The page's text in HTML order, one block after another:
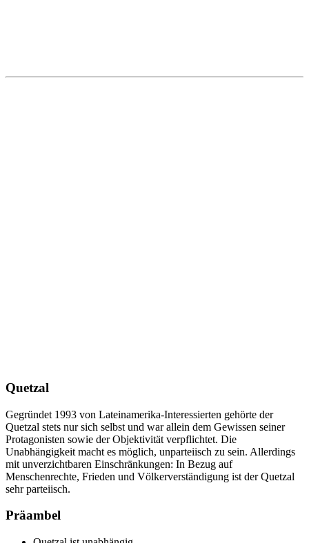
Quetzal
Gegründet 1993 von Lateinamerika-Interessierten gehörte der
Quetzal stets nur sich selbst und war allein dem Gewissen seiner
Protagonisten sowie der Objektivität verpflichtet. Die
Unabhängigkeit macht es möglich, unparteiisch zu sein. Allerdings
mit unverzichtbaren Einschränkungen: In Bezug auf
Menschenrechte, Frieden und Völkerverständigung ist der Quetzal
sehr parteiisch.
Präambel